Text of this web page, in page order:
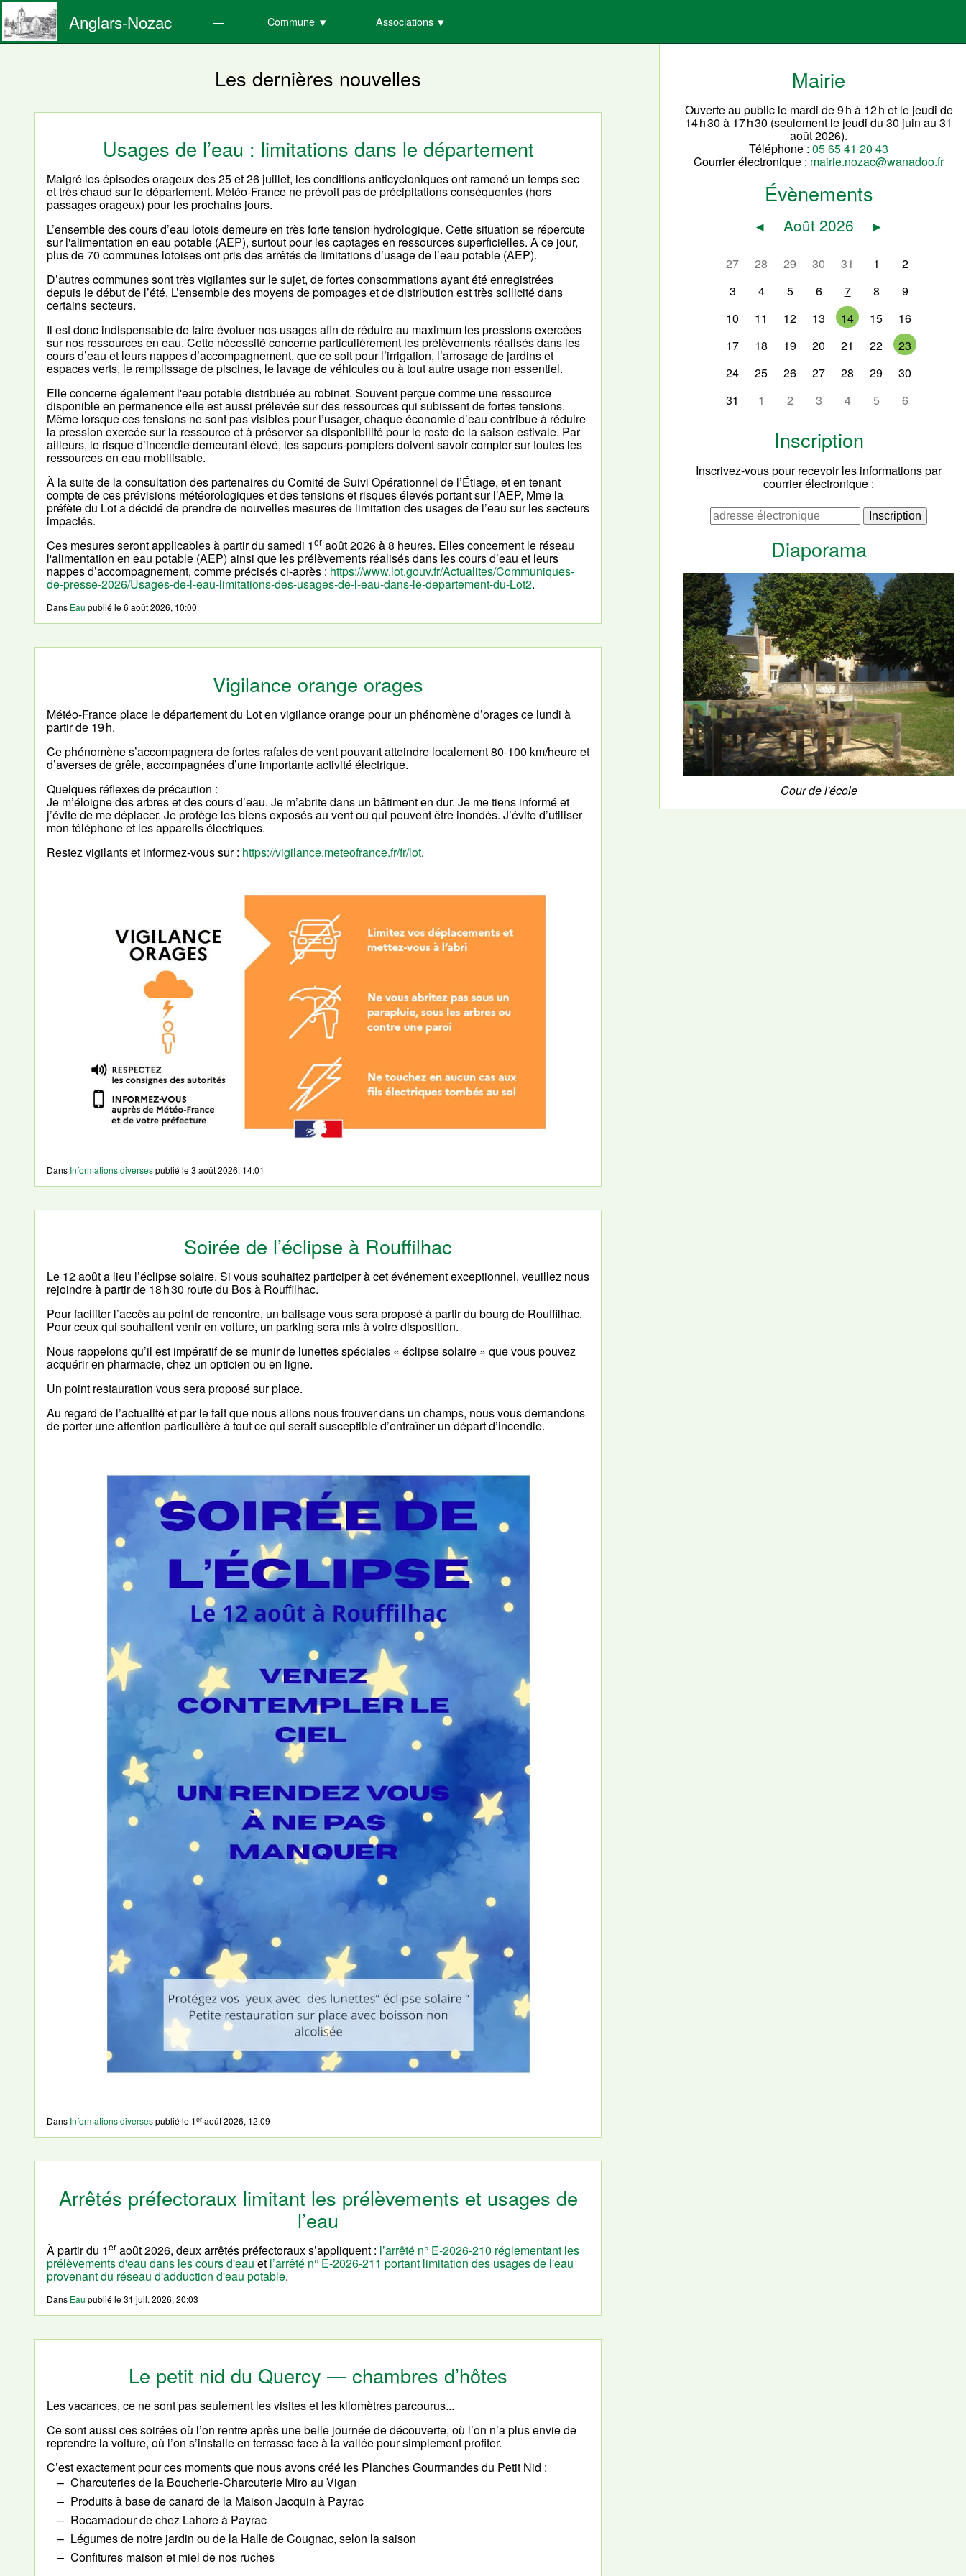
Anglars-Nozac Commune Associations
Les dernières nouvelles
Usages de l’eau : limitations dans le département
Malgré les épisodes orageux des 25 et 26 juillet, les conditions anticycloniques ont ramené un temps sec
et très chaud sur le département. Météo-France ne prévoit pas de précipitations conséquentes (hors
passages orageux) pour les prochains jours.
L’ensemble des cours d’eau lotois demeure en très forte tension hydrologique. Cette situation se répercute
sur l'alimentation en eau potable (AEP), surtout pour les captages en ressources superficielles. A ce jour,
plus de 70 communes lotoises ont pris des arrêtés de limitations d’usage de l’eau potable (AEP).
D’autres communes sont très vigilantes sur le sujet, de fortes consommations ayant été enregistrées
depuis le début de l’été. L’ensemble des moyens de pompages et de distribution est très sollicité dans
certains secteurs.
Il est donc indispensable de faire évoluer nos usages afin de réduire au maximum les pressions exercées
sur nos ressources en eau. Cette nécessité concerne particulièrement les prélèvements réalisés dans les
cours d’eau et leurs nappes d’accompagnement, que ce soit pour l’irrigation, l’arrosage de jardins et
espaces verts, le remplissage de piscines, le lavage de véhicules ou à tout autre usage non essentiel.
Elle concerne également l'eau potable distribuée au robinet. Souvent perçue comme une ressource
disponible en permanence elle est aussi prélevée sur des ressources qui subissent de fortes tensions.
Même lorsque ces tensions ne sont pas visibles pour l’usager, chaque économie d’eau contribue à réduire
la pression exercée sur la ressource et à préserver sa disponibilité pour le reste de la saison estivale. Par
ailleurs, le risque d’incendie demeurant élevé, les sapeurs-pompiers doivent savoir compter sur toutes les
ressources en eau mobilisable.
À la suite de la consultation des partenaires du Comité de Suivi Opérationnel de l’Étiage, et en tenant
compte de ces prévisions météorologiques et des tensions et risques élevés portant sur l’AEP, Mme la
préfète du Lot a décidé de prendre de nouvelles mesures de limitation des usages de l’eau sur les secteurs
impactés.
Ces mesures seront applicables à partir du samedi 1er août 2026 à 8 heures. Elles concernent le réseau
l'alimentation en eau potable (AEP) ainsi que les prélèvements réalisés dans les cours d’eau et leurs
nappes d’accompagnement, comme précisés ci-après : https://www.lot.gouv.fr/Actualites/Communiques-
de-presse-2026/Usages-de-l-eau-limitations-des-usages-de-l-eau-dans-le-departement-du-Lot2.
Dans Eau publié le6 août 2026, 10:00
Vigilance orange orages
Météo-France place le département du Lot en vigilance orange pour un phénomène d’orages ce lundi à
partir de 19 h.
Ce phénomène s’accompagnera de fortes rafales de vent pouvant atteindre localement 80-100 km/heure et
d’averses de grêle, accompagnées d’une importante activité électrique.
Quelques réflexes de précaution :
Je m’éloigne des arbres et des cours d’eau. Je m’abrite dans un bâtiment en dur. Je me tiens informé et
j’évite de me déplacer. Je protège les biens exposés au vent ou qui peuvent être inondés. J’évite d’utiliser
mon téléphone et les appareils électriques.
Restez vigilants et informez-vous sur : https://vigilance.meteofrance.fr/fr/lot.
Dans Informations diversespublié le3 août 2026, 14:01
Soirée de l’éclipse à Rouffilhac
Le 12 août a lieu l’éclipse solaire. Si vous souhaitez participer à cet événement exceptionnel, veuillez nous
rejoindre à partir de 18 h 30 route du Bos à Rouffilhac.
Pour faciliter l’accès au point de rencontre, un balisage vous sera proposé à partir du bourg de Rouffilhac.
Pour ceux qui souhaitent venir en voiture, un parking sera mis à votre disposition.
Nous rappelons qu’il est impératif de se munir de lunettes spéciales « éclipse solaire » que vous pouvez
acquérir en pharmacie, chez un opticien ou en ligne.
Un point restauration vous sera proposé sur place.
Au regard de l’actualité et par le fait que nous allons nous trouver dans un champs, nous vous demandons
de porter une attention particulière à tout ce qui serait susceptible d’entraîner un départ d’incendie.
Dans Informations diversespublié le 1er août 2026, 12:09
Arrêtés préfectoraux limitant les prélèvements et usages de
l’eau
À partir du 1er août 2026, deux arrêtés préfectoraux s’appliquent : l’arrêté n° E-2026-210 réglementant les
prélèvements d'eau dans les cours d'eau et l’arrêté n° E-2026-211 portant limitation des usages de l'eau
provenant du réseau d'adduction d'eau potable.
Dans Eau publié le31 juil. 2026, 20:03
Le petit nid du Quercy — chambres d’hôtes
Les vacances, ce ne sont pas seulement les visites et les kilomètres parcourus...
Ce sont aussi ces soirées où l’on rentre après une belle journée de découverte, où l’on n’a plus envie de
reprendre la voiture, où l’on s’installe en terrasse face à la vallée pour simplement profiter.
C’est exactement pour ces moments que nous avons créé les Planches Gourmandes du Petit Nid :
Charcuteries de la Boucherie-Charcuterie Miro au Vigan
Produits à base de canard de la Maison Jacquin à Payrac
Rocamadour de chez Lahore à Payrac
Légumes de notre jardin ou de la Halle de Cougnac, selon la saison
Confitures maison et miel de nos ruches
Mairie
Ouverte au public le mardi de 9 h à 12 h et le jeudi de
14 h 30 à 17 h 30 (seulement le jeudi du 30 juin au 31
août 2026).
Téléphone :05 65 41 20 43
Courrier électronique : mairie.nozac@wanadoo.fr
Évènements
◂ Août 2026 ▸
27 28 29 30 31 1
2
3
4 5 6 7 8
9
10
11 12 13 14 15
16
17
18 19 20 21 22
23
24
25 26 27 28 29
30
31
1 2 3 4 5 6
Inscription
Inscrivez-vous pour recevoir les informations par
courrier électronique :
Diaporama
Cour de l'école